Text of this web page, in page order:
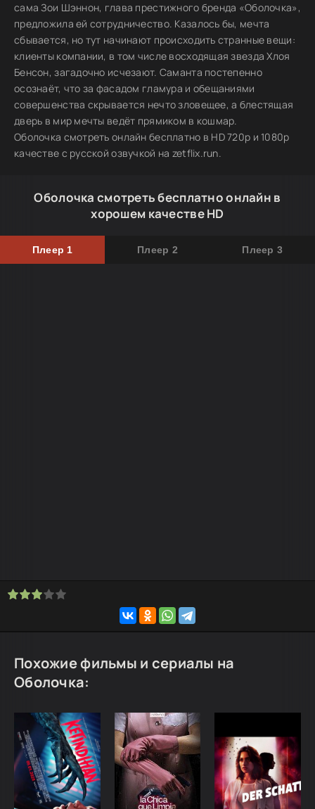
сама Зои Шэннон, глава престижного бренда «Оболочка»,
предложила ей сотрудничество. Казалось бы, мечта
сбывается, но тут начинают происходить странные вещи:
клиенты компании, в том числе восходящая звезда Хлоя
Бенсон, загадочно исчезают. Саманта постепенно
осознаёт, что за фасадом гламура и обещаниями
совершенства скрывается нечто зловещее, а блестящая
дверь в мир мечты ведёт прямиком в кошмар.
Оболочка смотреть онлайн бесплатно в HD 720p и 1080p
качестве с русской озвучкой на zetflix.run.
Оболочка смотреть бесплатно онлайн в
хорошем качестве HD
Плеер 1 Плеер 2 Плеер 3
Похожие фильмы и сериалы на
Оболочка: